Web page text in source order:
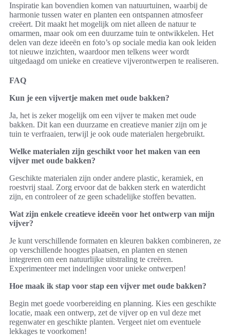
Inspiratie kan bovendien komen van natuurtuinen, waarbij de
harmonie tussen water en planten een ontspannen atmosfeer
creëert. Dit maakt het mogelijk om niet alleen de natuur te
omarmen, maar ook om een duurzame tuin te ontwikkelen. Het
delen van deze ideeën en foto’s op sociale media kan ook leiden
tot nieuwe inzichten, waardoor men telkens weer wordt
uitgedaagd om unieke en creatieve vijverontwerpen te realiseren.
FAQ
Kun je een vijvertje maken met oude bakken?
Ja, het is zeker mogelijk om een vijver te maken met oude
bakken. Dit kan een duurzame en creatieve manier zijn om je
tuin te verfraaien, terwijl je ook oude materialen hergebruikt.
Welke materialen zijn geschikt voor het maken van een
vijver met oude bakken?
Geschikte materialen zijn onder andere plastic, keramiek, en
roestvrij staal. Zorg ervoor dat de bakken sterk en waterdicht
zijn, en controleer of ze geen schadelijke stoffen bevatten.
Wat zijn enkele creatieve ideeën voor het ontwerp van mijn
vijver?
Je kunt verschillende formaten en kleuren bakken combineren, ze
op verschillende hoogtes plaatsen, en planten en stenen
integreren om een natuurlijke uitstraling te creëren.
Experimenteer met indelingen voor unieke ontwerpen!
Hoe maak ik stap voor stap een vijver met oude bakken?
Begin met goede voorbereiding en planning. Kies een geschikte
locatie, maak een ontwerp, zet de vijver op en vul deze met
regenwater en geschikte planten. Vergeet niet om eventuele
lekkages te voorkomen!